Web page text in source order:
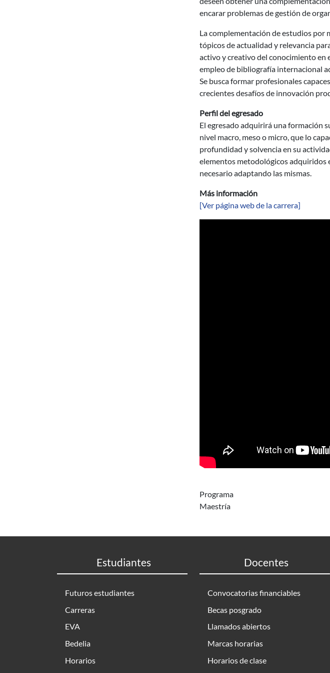
encarar problemas de gestión de
La complementación de estudios por
tópicos de actualidad y relevancia
activo y creativo del conocimiento en
empleo de bibliografía internacional
Se busca formar profesionales
crecientes desafíos de innovación
Perfil del egresado
El egresado adquirirá una formación
nivel macro, meso o micro, que lo
profundidad y solvencia en su
elementos metodológicos adquiridos
necesario adaptando las mismas.
Más información
[Ver página web de la carrera]
Programa
Maestría
Estudiantes
Futuros estudiantes
Carreras
EVA
Bedelia
Horarios
Docentes
Convocatorias financiables
Becas posgrado
Llamados abiertos
Marcas horarias
Horarios de clase